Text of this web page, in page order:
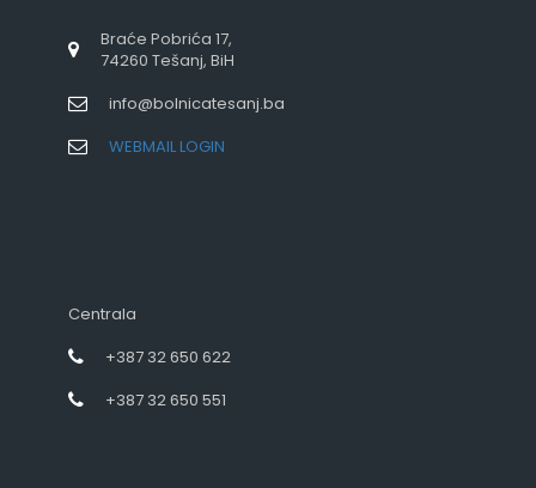
Braće Pobrića 17,
74260 Tešanj, BiH
info@bolnicatesanj.ba
WEBMAIL LOGIN
Centrala
+387 32 650 622
+387 32 650 551